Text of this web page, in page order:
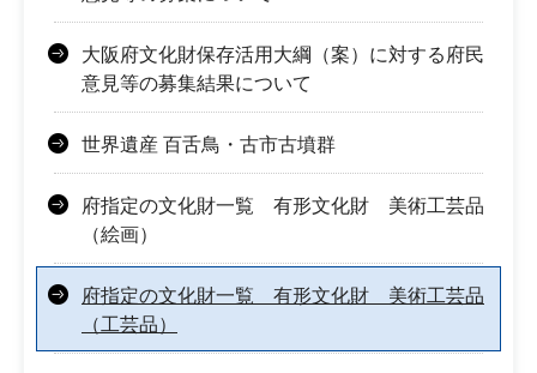
大阪府文化財保存活用大綱（案）に対する府民
意見等の募集結果について
世界遺産 百舌鳥・古市古墳群
府指定の文化財一覧 有形文化財 美術工芸品
（絵画）
府指定の文化財一覧 有形文化財 美術工芸品
（工芸品）